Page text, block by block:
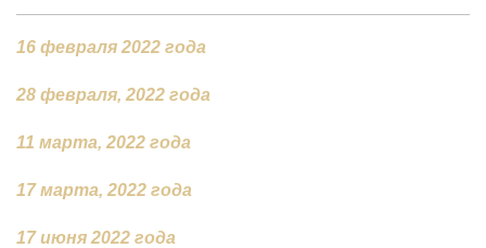
16 февраля 2022 года
28 февраля, 2022 года
11 марта, 2022 года
17 марта, 2022 года
17 июня 2022 года